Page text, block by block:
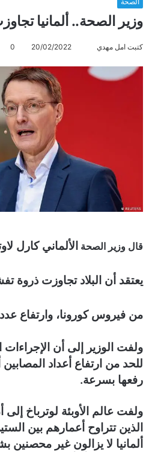
وزير الصحة.. ألمانيا
كتبت امل مهدي
ا
و
ي
20/02/2022
0
قال وزير الصحة الألماني كارل
يعتقد أن البلاد تجاوزت ذروة
من فيروس كورونا، وارتفاع
ولفت الوزير إلى أن الإجراءات
للحد من ارتفاع أعداد
رفعها بسرعة.
الذين تتراوح أعمارهم بين
ألمانيا لا يزالون غير